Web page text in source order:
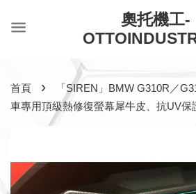
奧托機工-
首頁 ›
「SIREN」BMW G310R／
車專用頂級熱修復螢幕犀牛皮、抗UV保